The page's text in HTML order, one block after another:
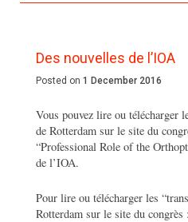
Des nouvelles de l’IOA
Posted on 1 December 2016
Vous pouvez lire ou télécharger
de Rotterdam sur le site du
“Professional Role of the
de l’IOA.
Pour lire ou télécharger les
Rotterdam sur le site du congrès :